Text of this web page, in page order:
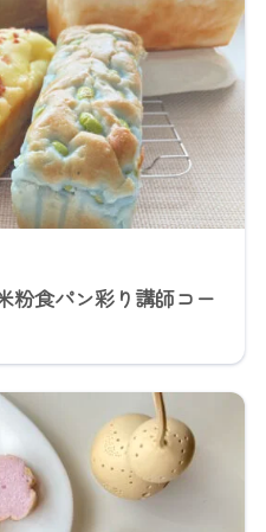
食パン彩り講師コー